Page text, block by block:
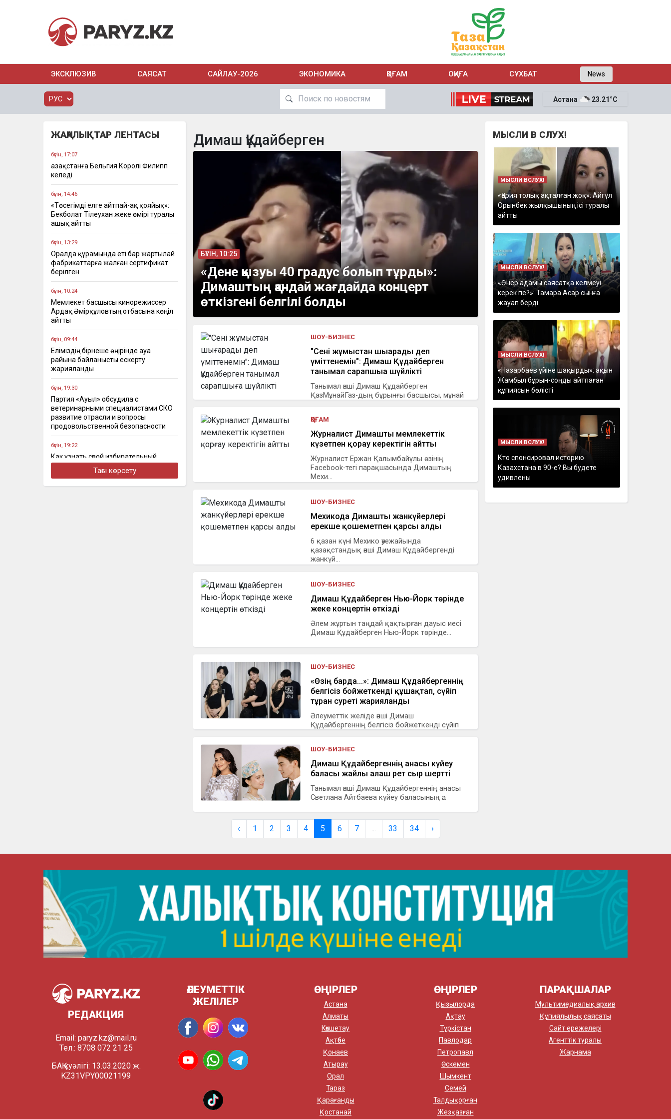
ЭКСКЛЮЗИВ САЯСАТ САЙЛАУ-2026 ЭКОНОМИКА ҚОҒАМ ОҚИҒА СҰХБАТ News
Астана 23.21°C
ЖАҢАЛЫҚТАР ЛЕНТАСЫ
бүгін, 17:07
Қазақстанға Бельгия Королі Филипп
келеді
бүгін, 14:46
«Төсегімді елге айтпай-ақ қояйық»:
Бекболат Тілеухан жеке өмірі туралы
ашық айтты
бүгін, 13:29
Оралда құрамында еті бар жартылай
фабрикаттарға жалған сертификат
берілген
бүгін, 10:24
Мемлекет басшысы кинорежиссер
Ардақ Әмірқұловтың отбасына көңіл
айтты
бүгін, 09:44
Еліміздің бірнеше өңірінде ауа
райына байланысты ескерту
жарияланды
бүгін, 19:30
Партия «Ауыл» обсудила с
ветеринарными специалистами СКО
развитие отрасли и вопросы
продовольственной безопасности
бүгін, 19:22
Как узнать свой избирательный
участок перед выборами: появился
онлайн-сервисТағы көрсету
Димаш Құдайберген
БҮГІН, 10:25
«Дене қызуы 40 градус болып тұрды»:
Димаштың қандай жағдайда концерт
өткізгені белгілі болды
ШОУ-БИЗНЕС
"Сені жұмыстан шығарады деп
үміттенемін": Димаш Құдайберген
танымал сарапшыға шүйлікті
Танымал әнші Димаш Құдайберген
ҚазМұнайГаз-дың бұрынғы басшысы, мұнай
ҚОҒАМ
Журналист Димашты мемлекеттік
күзетпен қорғау керектігін айтты
Журналист Ержан Қалымбайұлы өзінің
Facebook-тегі парақшасында Димаштың
Мехи...
ШОУ-БИЗНЕС
Мехикода Димашты жанкүйерлері
ерекше қошеметпен қарсы алды
6 қазан күні Мехико әуежайында
қазақстандық әнші Димаш Құдайбергенді
жанкүй...
ШОУ-БИЗНЕС
Димаш Құдайберген Нью-Йорк төрінде
жеке концертін өткізді
Әлем жұртын таңдай қақтырған дауыс иесі
Димаш Құдайберген Нью-Йорк төрінде...
ШОУ-БИЗНЕС
«Өзің барда...»: Димаш Құдайбергеннің
белгісіз бойжеткенді құшақтап, сүйіп
тұрған суреті жарияланды
Әлеуметтік желіде әнші Димаш
Құдайбергеннің белгісіз бойжеткенді сүйіп
ШОУ-БИЗНЕС
Димаш Құдайбергеннің анасы күйеу
баласы жайлы алғаш рет сыр шертті
Танымал әнші Димаш Құдайбергеннің анасы
Светлана Айтбаева күйеу баласының ә...
МЫСЛИ В СЛУХ!
МЫСЛИ ВСЛУХ!
«Қария толық ақталған жоқ»: Айгүл
Орынбек жылқышының ісі туралы
айтты
МЫСЛИ ВСЛУХ!
«Өнер адамы саясатқа келмеуі
керек пе?»: Тамара Асар сынға
жауап берді
МЫСЛИ ВСЛУХ!
«Назарбаев үйіне шақырды»: ақын
Жамбыл бұрын-соңды айтпаған
құпиясын бөлісті
МЫСЛИ ВСЛУХ!
Кто спонсировал историю
Казахстана в 90-е? Вы будете
удивлены
‹ 1 2 3 4 5 6 7 ... 33 34 ›
РЕДАКЦИЯ
Email: paryz.kz@mail.ru
Тел.: 8708 072 21 25
БАҚ куәлігі: 13.03.2020 ж.
KZ31VPY00021199
ӘЛЕУМЕТТІК
ЖЕЛІЛЕР
ӨҢІРЛЕР
Астана
Алматы
Көкшетау
Ақтөбе
Қонаев
Атырау
Орал
Тараз
Қарағанды
Қостанай
ӨҢІРЛЕР
Қызылорда
Ақтау
Түркістан
Павлодар
Петропавл
Өскемен
Шымкент
Семей
Талдықорған
Жезқазған
ПАРАҚШАЛАР
Мультимедиалық архив
Құпиялылық саясаты
Сайт ережелері
Агенттік туралы
Жарнама